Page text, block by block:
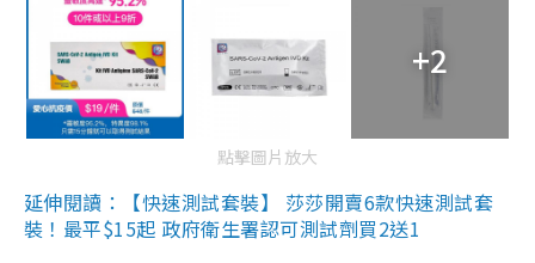
+2
點擊圖片放大
延伸閱讀：【快速測試套裝】 莎莎開賣6款快速測試套
裝！最平$15起 政府衛生署認可測試劑買2送1